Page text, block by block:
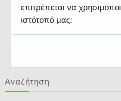
Διατροφικές
Αναζήτηση
επιτρέπεται να
ιστότοπό μας: